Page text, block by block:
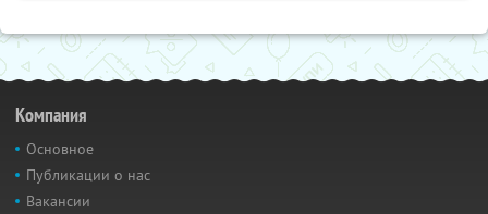
Компания
Основное
Публикации о нас
Вакансии